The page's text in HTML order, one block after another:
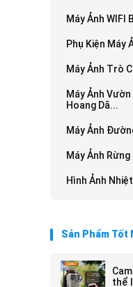
Máy Ảnh WIFI
Phụ Kiện Máy
Máy Ảnh Trò
Máy Ảnh
Hoang Dã...
Máy Ảnh
Máy Ảnh Rừng
Hình Ảnh
Sản Phẩm Tốt
thể